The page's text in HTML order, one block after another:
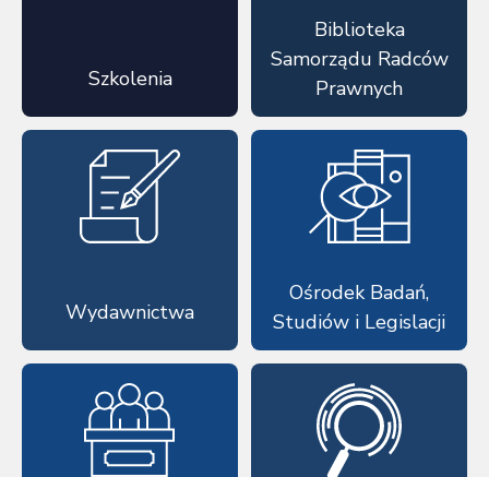
Szkolenia
Biblioteka
Samorządu Radców
Prawnych
Wydawnictwa
Ośrodek Badań,
Studiów i Legislacji